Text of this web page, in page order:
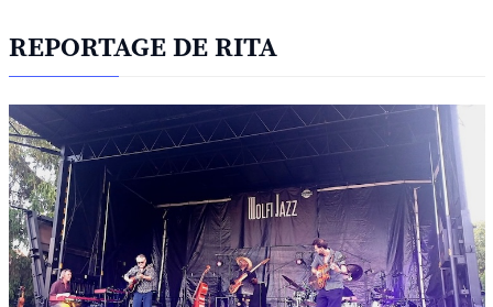
REPORTAGE DE RITA